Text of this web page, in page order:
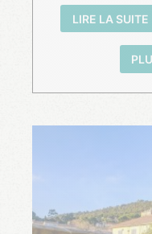
LIRE LA SUITE